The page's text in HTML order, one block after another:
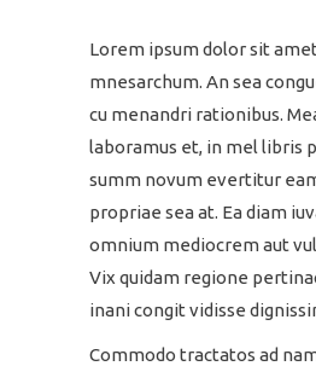
Lorem ipsum dolor sit
mnesarchum. An sea
cu menandri rationibus.
laboramus et, in mel libris
summ novum evertitur
propriae sea at. Ea diam
omnium mediocrem aut
Vix quidam regione
inani congit vidisse
Commodo tractatos ad